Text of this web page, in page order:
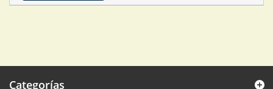
Categorías